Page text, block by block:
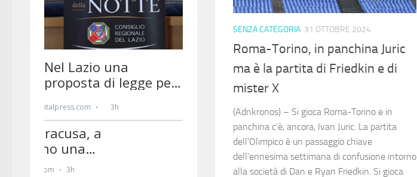
SENZA CATEGORIA 31 OTTOBRE 2024
Roma-Torino, in panchina Juric
ma è la partita di Friedkin e di
mister X
(Adnkronos) – Si gioca Roma-Torino e in
panchina c'è, ancora, Ivan Juric. La partita
dell'Olimpico è un passaggio chiave
dell'ennesima settimana di confusione intorno
alla società di Dan e Ryan Friedkin. Si gioca